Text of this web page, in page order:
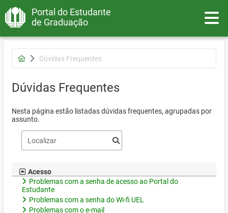
Portal do Estudante
de Graduação
Dúvidas Frequentes
Dúvidas Frequentes
Nesta página estão listadas dúvidas frequentes, agrupadas por
assunto.
Acesso
Problemas com a senha de acesso ao Portal do
Estudante
Problemas com a senha do Wi-fi UEL
Problemas com o e-mail